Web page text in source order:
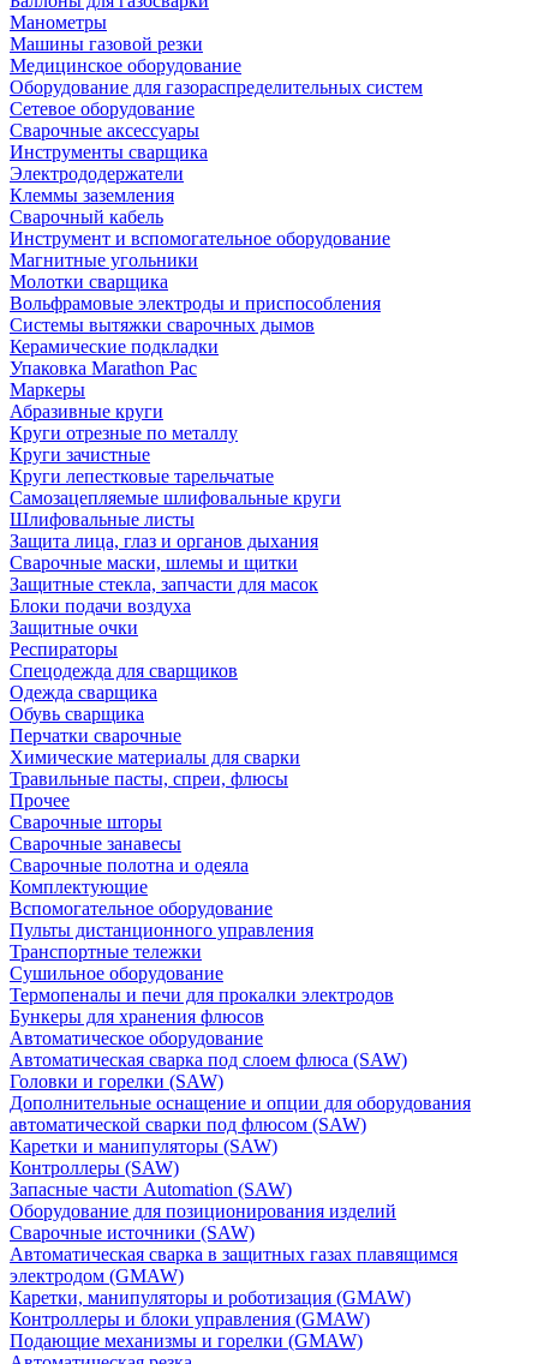
Манометры
Машины газовой резки
Медицинское оборудование
Оборудование для газораспределительных систем
Сетевое оборудование
Сварочные аксессуары
Инструменты сварщика
Электрододержатели
Клеммы заземления
Сварочный кабель
Инструмент и вспомогательное оборудование
Магнитные угольники
Молотки сварщика
Вольфрамовые электроды и приспособления
Системы вытяжки сварочных дымов
Керамические подкладки
Упаковка Marathon Pac
Маркеры
Абразивные круги
Круги отрезные по металлу
Круги зачистные
Круги лепестковые тарельчатые
Самозацепляемые шлифовальные круги
Шлифовальные листы
Защита лица, глаз и органов дыхания
Сварочные маски, шлемы и щитки
Защитные стекла, запчасти для масок
Блоки подачи воздуха
Защитные очки
Респираторы
Спецодежда для сварщиков
Одежда сварщика
Обувь сварщика
Перчатки сварочные
Химические материалы для сварки
Травильные пасты, спреи, флюсы
Прочее
Сварочные шторы
Сварочные занавесы
Сварочные полотна и одеяла
Комплектующие
Вспомогательное оборудование
Пульты дистанционного управления
Транспортные тележки
Сушильное оборудование
Термопеналы и печи для прокалки электродов
Бункеры для хранения флюсов
Автоматическое оборудование
Автоматическая сварка под слоем флюса (SAW)
Головки и горелки (SAW)
Дополнительные оснащение и опции для оборудования
автоматической сварки под флюсом (SAW)
Каретки и манипуляторы (SAW)
Контроллеры (SAW)
Запасные части Automation (SAW)
Оборудование для позиционирования изделий
Сварочные источники (SAW)
Автоматическая сварка в защитных газах плавящимся
электродом (GMAW)
Каретки, манипуляторы и роботизация (GMAW)
Контроллеры и блоки управления (GMAW)
Подающие механизмы и горелки (GMAW)